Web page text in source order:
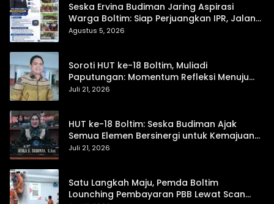
Seska Ervina Budiman Jaring Aspirasi
Warga Boltim: Siap Perjuangkan IPR, Jalan
Trans, hingga Pemasaran UMKM
Agustus 5, 2026
Soroti HUT ke-18 Boltim, Muliadi
Paputungan: Momentum Refleksi Menuju
Daerah Mandiri dan Berdaya Saing
Juli 21, 2026
HUT ke-18 Boltim: Seska Budiman Ajak
Semua Elemen Bersinergi untuk Kemajuan
Daerah
Juli 21, 2026
Satu Langkah Maju, Pemda Boltim
Lounching Pembayaran PBB Lewat Scan